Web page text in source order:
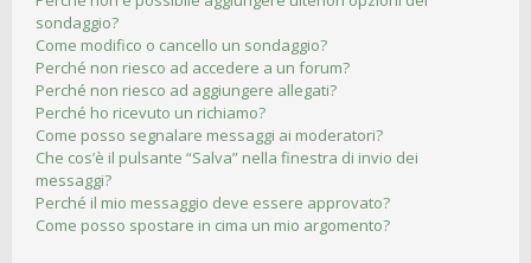
sondaggio?
Come modifico o cancello un sondaggio?
Perché non riesco ad accedere a un forum?
Perché non riesco ad aggiungere allegati?
Perché ho ricevuto un richiamo?
Come posso segnalare messaggi ai moderatori?
Che cos’è il pulsante “Salva” nella finestra di invio dei
messaggi?
Perché il mio messaggio deve essere approvato?
Come posso spostare in cima un mio argomento?